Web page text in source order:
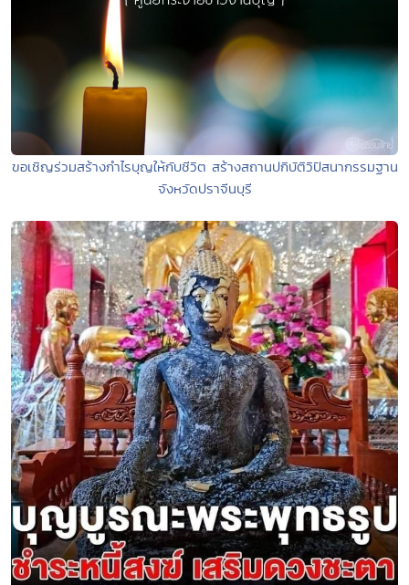
ขอเชิญร่วมสร้างกำไรบุญให้กับชีวิต สร้างสถานปกิบัติวิปัสนากรรมฐาน
จังหวัดปราจีนบุรี